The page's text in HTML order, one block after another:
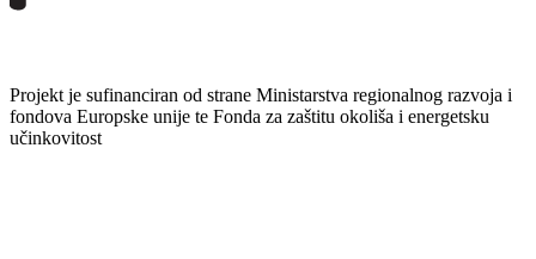
Projekt je sufinanciran od strane Ministarstva regionalnog razvoja i
fondova Europske unije te Fonda za zaštitu okoliša i energetsku
učinkovitost